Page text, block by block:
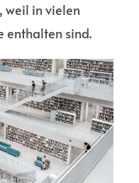
weil in vielen
enthalten sind.